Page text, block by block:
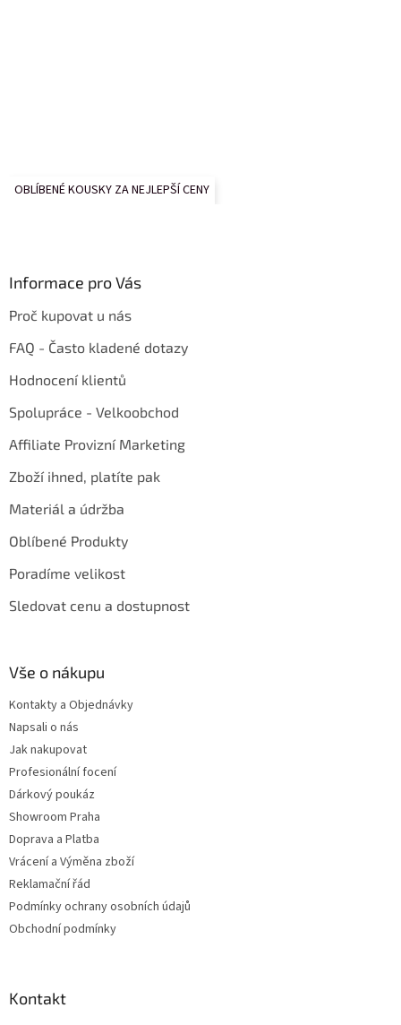
OBLÍBENÉ KOUSKY ZA NEJLEPŠÍ CENY
Informace pro Vás
Proč kupovat u nás
FAQ - Často kladené dotazy
Hodnocení klientů
Spolupráce - Velkoobchod
Affiliate Provizní Marketing
Zboží ihned, platíte pak
Materiál a údržba
Oblíbené Produkty
Poradíme velikost
Sledovat cenu a dostupnost
Vše o nákupu
Kontakty a Objednávky
Napsali o nás
Jak nakupovat
Profesionální focení
Dárkový poukáz
Showroom Praha
Doprava a Platba
Vrácení a Výměna zboží
Reklamační řád
Podmínky ochrany osobních údajů
Obchodní podmínky
Kontakt